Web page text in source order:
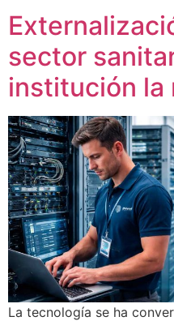
sector
institución la
La tecnología se ha